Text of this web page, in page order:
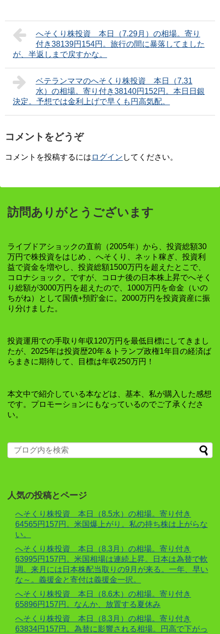
へそくり株投資 本日（7.29月）の相場。寄り
付き38139円154円。旅行の間に暴落してました
が、半返しまで戻すかな。
ベテランママのへそくり株投資 本日（7.31
水）の相場。寄り付き38140円152円。本日日銀
決定。予想では金利上げで早くも円高気配。
コメントをどうぞ
コメントを投稿するには ログイン してください。
訪問ありがとうございます
ライブドアショックの直前（2005年）から、投資総額30
万円で株投資をはじめ 、へそくり、ネット稼ぎ、投資利
益で資金を増やし、投資総額1500万円を超えたとこで、
コロナショック。ですが、コロナ後の日本株上昇でへそく
り総額が3000万円を超えたので、1000万円を命金（いの
ちがね）として国債+預貯金に。2000万円を投資資産に振
り分けました。
投資運用での手取り年収120万円を最低目標にしてきまし
たが、2025年は投資歴20年＆トランプ政権1年目の経済ば
らまきに期待して、目標は年収250万円！
本文中で紹介している本などは、基本、私が購入した感想
です。プロモーションにもなっているのでご了承くださ
い。
人気の投稿とページ
へそくり株投資 本日（8.5水）の相場。寄り付き
64565円157円。米国爆上がり。私の持ち株は上がらな
い。
へそくり株投資 本日（8.3月）の相場。寄り付き
63995円157円。米国相場は連続上昇。日本は為替で軟
調。来月には日本株配当取りの9月が来る。一年、早い
な～。義援金と寄付は義援金一択。
へそくり株投資 本日（8.6木）の相場。寄り付き
65896円157円。なんか、放置する夏休み
へそくり株投資 本日（8.3月）の相場。寄り付き
63834円157円。為替に影響される相場。円高で下がっ